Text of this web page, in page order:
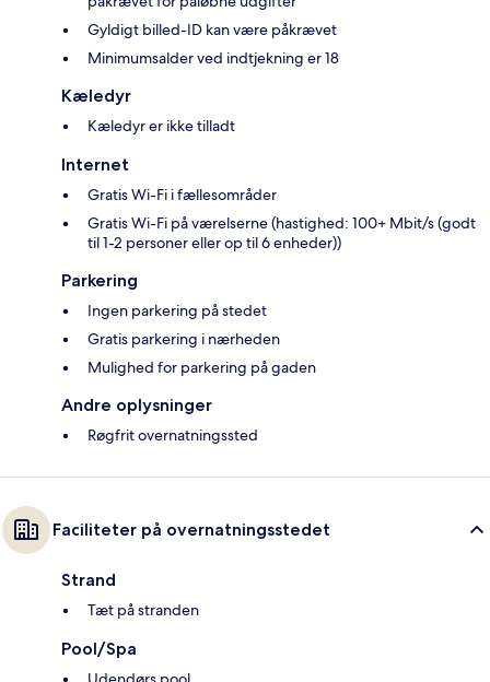
Gyldigt billed-ID kan være påkrævet
Minimumsalder ved indtjekning er 18
Kæledyr
Kæledyr er ikke tilladt
Internet
Gratis Wi-Fi i fællesområder
Gratis Wi-Fi på værelserne (hastighed: 100+ Mbit/s (godt
til 1-2 personer eller op til 6 enheder))
Parkering
Ingen parkering på stedet
Gratis parkering i nærheden
Mulighed for parkering på gaden
Andre oplysninger
Røgfrit overnatningssted
Faciliteter på overnatningsstedet
Strand
Tæt på stranden
Pool/Spa